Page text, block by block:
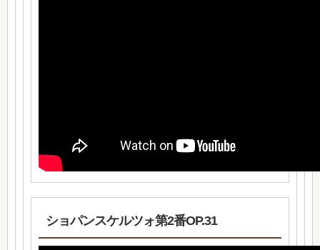
ショパンスケルツォ第2番OP.31